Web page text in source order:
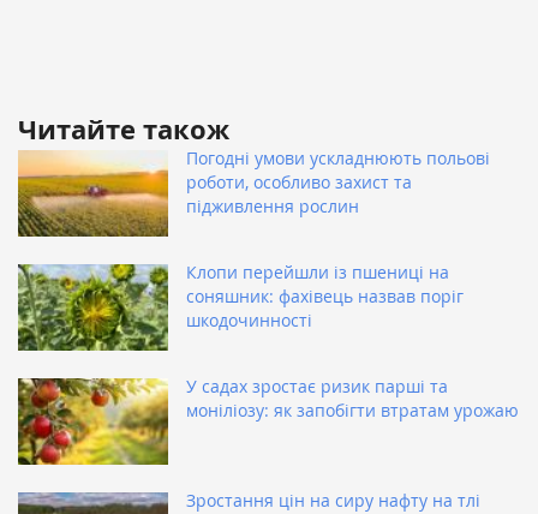
Читайте також
Погодні умови ускладнюють польові
роботи, особливо захист та
підживлення рослин
Клопи перейшли із пшениці на
соняшник: фахівець назвав поріг
шкодочинності
У садах зростає ризик парші та
моніліозу: як запобігти втратам урожаю
Зростання цін на сиру нафту на тлі